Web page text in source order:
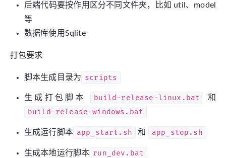
后端代码要按作用区分不同文件夹，比如 util、model
等
数据库使用Sqlite
打包要求
脚本生成目录为 scripts
生成打包脚本 build-release-linux.bat 和
build-release-windows.bat
生成运行脚本 app_start.sh 和 app_stop.sh
生成本地运行脚本 run_dev.bat